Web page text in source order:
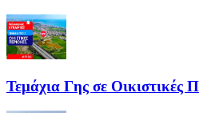
Τεμάχια Γης σε Οικιστικές